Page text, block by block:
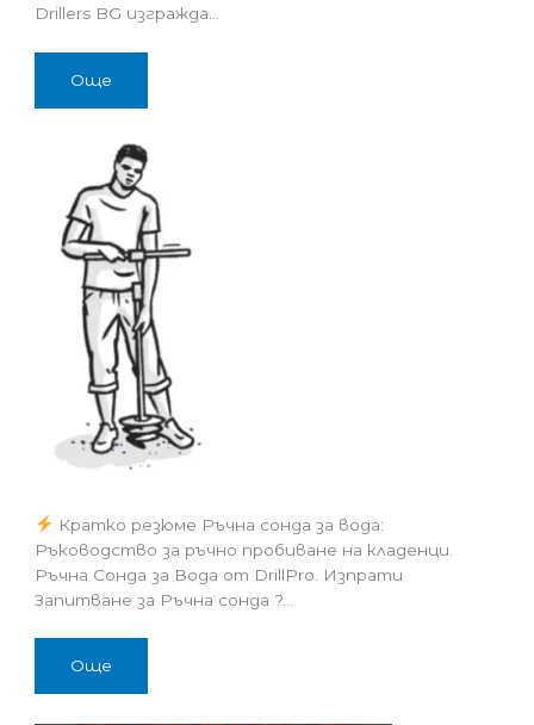
Drillers BG изгражда…
Още
Кратко резюме Ръчна сонда за вода:
Ръководство за ръчно пробиване на кладенци.
Ръчна Сонда за Вода от DrillPro. Изпрати
Запитване за Ръчна сонда ?…
Още